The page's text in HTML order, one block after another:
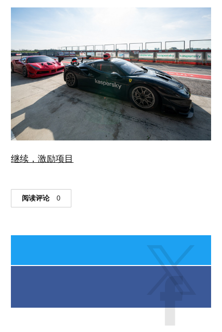
继续，激励项目
阅读评论 0